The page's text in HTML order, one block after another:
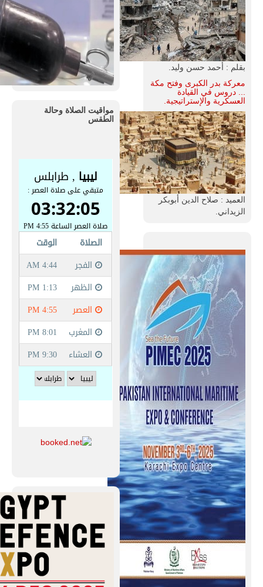
بقلم : أحمد حسن وليد.
معركة بدر الكبرى وفتح مكة
... دروس في القيادة
العسكرية والإستراتيجية.
العميد : صلاح الدين أبوبكر
الزيداني.
مواقيت الصلاة وحالة
الطقس